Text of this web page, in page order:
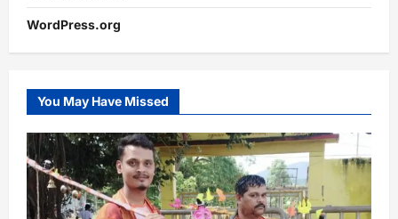
WordPress.org
You May Have Missed